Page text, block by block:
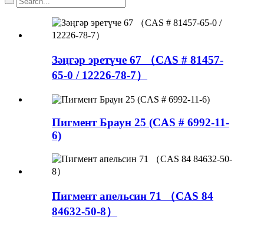
Зәңгәр эретүче 67 （CAS # 81457-
65-0 / 12226-78-7）
Пигмент Браун 25 (CAS # 6992-11-
6)
Пигмент апельсин 71 （CAS 84
84632-50-8）